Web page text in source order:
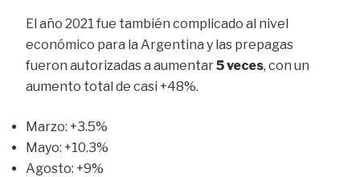
El año 2021 fue también complicado al nivel
económico para la Argentina y las prepagas
fueron autorizadas a aumentar5 veces, con un
aumento total de casi +48%.
Marzo: +3.5%
Mayo: +10.3%
Agosto: +9%